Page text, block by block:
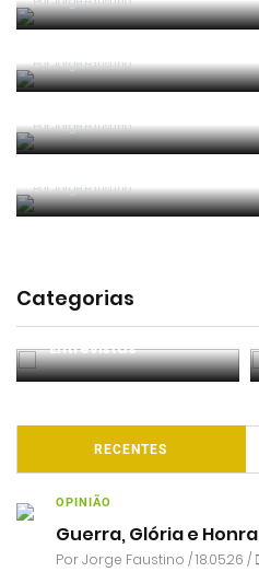
PorJorge Faustino
PorJorge Faustino
PorJorge Faustino
Categorias
Entrevistas
RECENTES
OPINIÃO
Guerra, Glória e Honra
PorJorge Faustino / 18.05.26 /